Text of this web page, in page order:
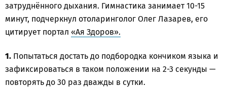
затруднённого дыхания. Гимнастика занимает 10-15
минут, подчеркнул отоларинголог Олег Лазарев, его
цитирует портал «Ая Здоров».
1. Попытаться достать до подбородка кончиком языка и
зафиксироваться в таком положении на 2-3 секунды —
повторять до 30 раз дважды в сутки.